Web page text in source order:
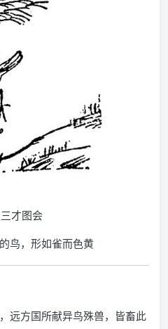
才图会
鸟，形如雀而色黄
远方国所献异鸟殊兽，皆畜此